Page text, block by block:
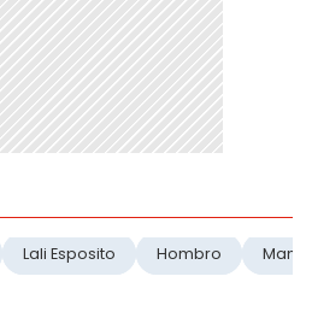
Lali Esposito Hombro Mano